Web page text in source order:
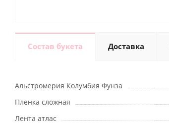
Состав букета Доставка
Альстромерия Колумбия Фунза
Пленка сложная
Лента атлас